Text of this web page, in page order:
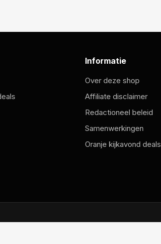
Informatie
Over deze shop
Affiliate disclaimer
Redactioneel beleid
Samenwerkingen
Oranje kijkavond deals